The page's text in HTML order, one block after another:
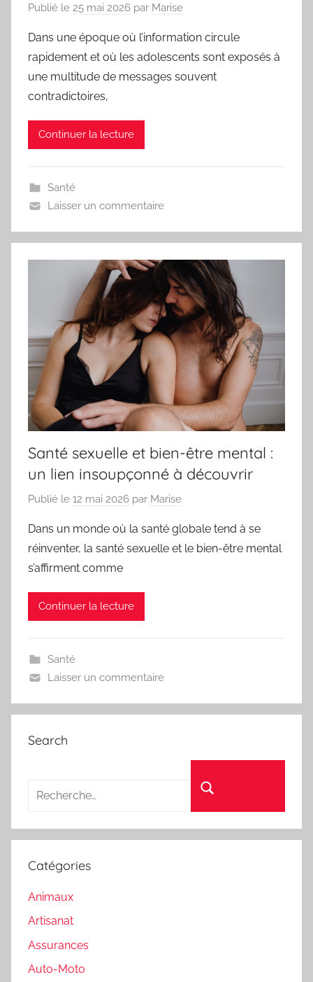
Publié le 25 mai 2026 par Marise
Dans une époque où l’information circule
rapidement et où les adolescents sont exposés à
une multitude de messages souvent
contradictoires,
Continuer la lecture
Santé
Laisser un commentaire
Santé sexuelle et bien-être mental :
un lien insoupçonné à découvrir
Publié le 12 mai 2026 par Marise
Dans un monde où la santé globale tend à se
réinventer, la santé sexuelle et le bien-être mental
s’affirment comme
Continuer la lecture
Santé
Laisser un commentaire
Search
Catégories
Animaux
Artisanat
Assurances
Auto-Moto